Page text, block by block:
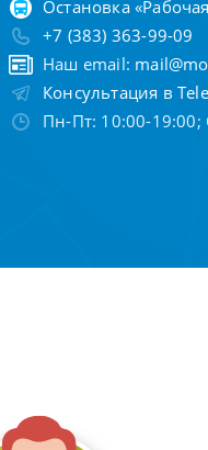
Остановка
+7 (383) 363-99-09
Наш email:
Консультация в
Пн-Пт: 10:00-